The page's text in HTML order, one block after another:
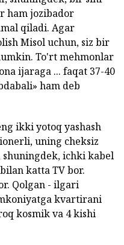
ham jozibador
qiladi. Agar
Misol uchun, siz bir
To'rt mehmonlar
ijaraga ... faqat 37-40
ham deb
ikki yotoq yashash
uning cheksiz
ichki kabel
katta TV bor.
Qolgan - ilgari
kvartirani
kosmik va 4 kishi